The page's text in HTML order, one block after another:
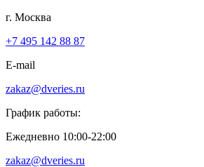
г. Москва
+7 495 142 88 87
E-mail
zakaz@dveries.ru
График работы:
Ежедневно 10:00-22:00
zakaz@dveries.ru